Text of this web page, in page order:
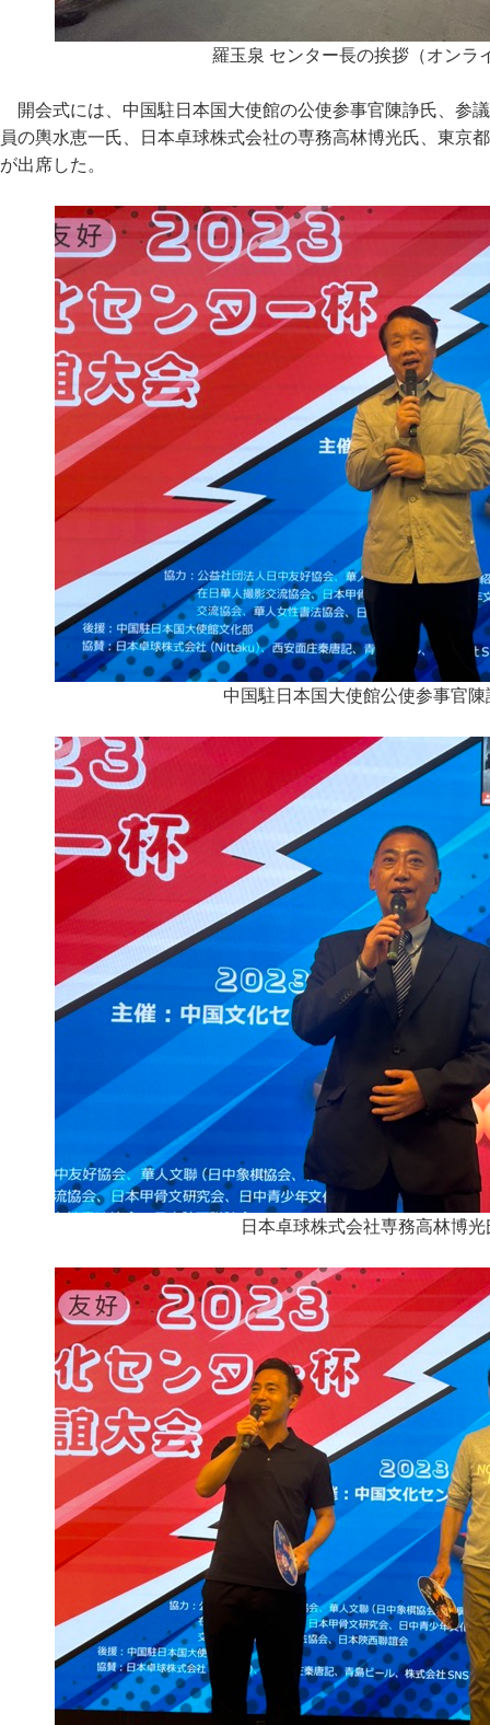
羅玉泉 センター長の挨拶（オンラ
開会式には、中国駐日本国大使館の公使参事官陳諍氏、参
員の輿水恵一氏、日本卓球株式会社の専務高林博光氏、東京
が出席した。
中国駐日本国大使館公使参事官陳
日本卓球株式会社専務高林博光